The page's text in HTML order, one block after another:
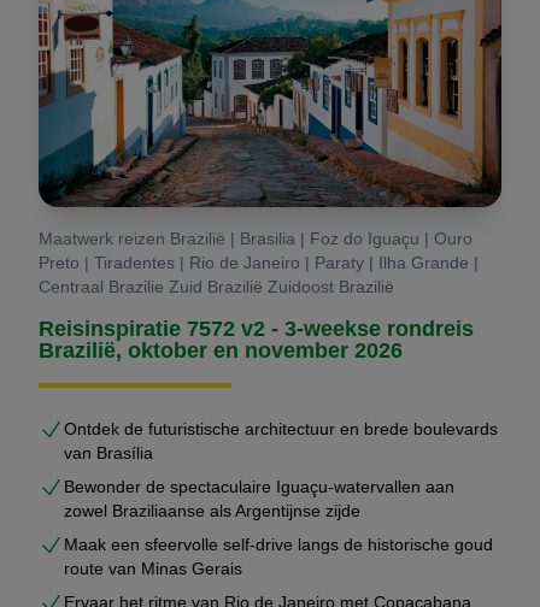
Maatwerk reizen Brazilië | Brasilia | Foz do Iguaçu | Ouro
Preto | Tiradentes | Rio de Janeiro | Paraty | Ilha Grande |
Centraal Brazilie Zuid Brazilië Zuidoost Brazilië
Reisinspiratie 7572 v2 - 3-weekse rondreis
Brazilië, oktober en november 2026
Ontdek de futuristische architectuur en brede boulevards
van Brasília
Bewonder de spectaculaire Iguaçu-watervallen aan
zowel Braziliaanse als Argentijnse zijde
Maak een sfeervolle self-drive langs de historische goud
route van Minas Gerais
Ervaar het ritme van Rio de Janeiro met Copacabana,